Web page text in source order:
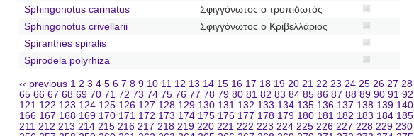
Sphingonotus carinatus
Σφιγγόνωτος ο τροπιδωτός
Sphingonotus crivellarii
Σφιγγόνωτος ο Κριβελλάριος
Spiranthes spiralis
Spirodela polyrhiza
‹‹ previous 1 2 3 4 5 6 7 8 9 10 11 12 13 14 15 16 17 18 19 20 21 22 23 24 25 26 27 28
65 66 67 68 69 70 71 72 73 74 75 76 77 78 79 80 81 82 83 84 85 86 87 88 89 90 91 92
121 122 123 124 125 126 127 128 129 130 131 132 133 134 135 136 137 138 139 140
166 167 168 169 170 171 172 173 174 175 176 177 178 179 180 181 182 183 184 185
211 212 213 214 215 216 217 218 219 220 221 222 223 224 225 226 227 228 229 230